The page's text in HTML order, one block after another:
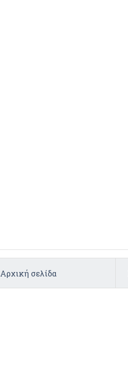
Αρχική σελίδα